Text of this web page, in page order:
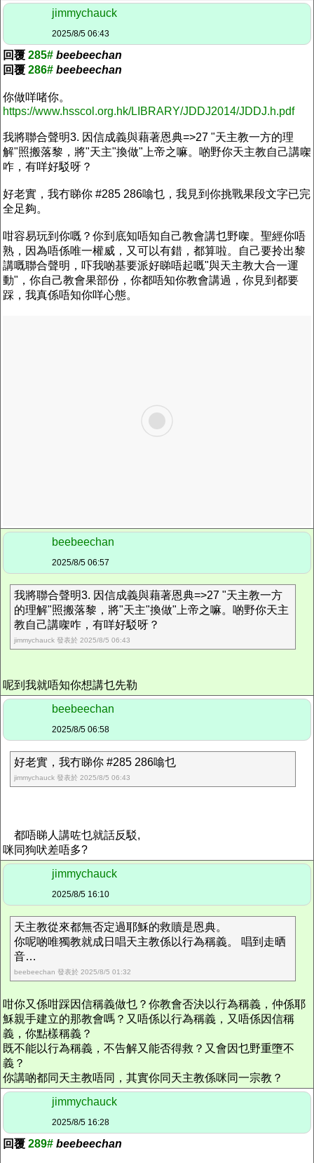
jimmychauck
2025/8/5 06:43
回覆 285# beebeechan
回覆 286# beebeechan
你做咩啫你。
https://www.hsscol.org.hk/LIBRARY/JDDJ2014/JDDJ.h.pdf
我將聯合聲明3. 因信成義與藉著恩典=>27 "天主教一方的理
解"照搬落黎，將"天主"換做"上帝之嘛。啲野你天主教自己講㗎
咋，有咩好駁呀？
好老實，我冇睇你 #285 286噏乜，我見到你挑戰果段文字已完
全足夠。
咁容易玩到你嘅？你到底知唔知自己教會講乜野㗎。聖經你唔
熟，因為唔係唯一權威，又可以有錯，都算啦。自己要拎出黎
講嘅聯合聲明，吓我啲基要派好睇唔起嘅"與天主教大合一運
動"，你自己教會果部份，你都唔知你教會講過，你見到都要
踩，我真係唔知你咩心態。
beebeechan
2025/8/5 06:57
我將聯合聲明3. 因信成義與藉著恩典=>27 "天主教一方
的理解"照搬落黎，將"天主"換做"上帝之嘛。啲野你天主
教自己講㗎咋，有咩好駁呀？
jimmychauck 發表於 2025/8/5 06:43
呢到我就唔知你想講乜先勒
beebeechan
2025/8/5 06:58
好老實，我冇睇你 #285 286噏乜
jimmychauck 發表於 2025/8/5 06:43
都唔睇人講咗乜就話反駁,
咪同狗吠差唔多?
jimmychauck
2025/8/5 16:10
天主教從來都無否定過耶穌的救贖是恩典。
你呢啲唯獨教就成日唱天主教係以行為稱義。 唱到走晒
音…
beebeechan 發表於 2025/8/5 01:32
咁你又係咁踩因信稱義做乜？你教會否決以行為稱義，仲係耶
穌親手建立的那教會嗎？又唔係以行為稱義，又唔係因信稱
義，你點樣稱義？
既不能以行為稱義，不告解又能否得救？又會因乜野重墮不
義？
你講啲都同天主教唔同，其實你同天主教係咪同一宗教？
jimmychauck
2025/8/5 16:28
回覆 289# beebeechan